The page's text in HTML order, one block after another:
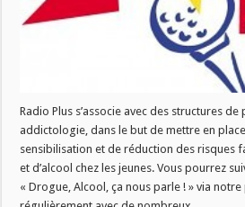
Radio Plus s’associe avec des structures de
addictologie, dans le but de mettre en
sensibilisation et de réduction des risques
et d’alcool chez les jeunes. Vous pourrez
« Drogue, Alcool, ça nous parle ! » via